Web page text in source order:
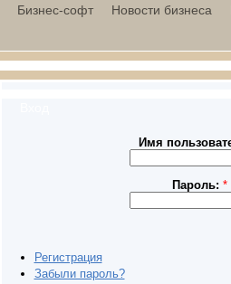
Бизнес-софт
Новости бизнеса
Имя
Пароль: *
Регистрация
Забыли пароль?